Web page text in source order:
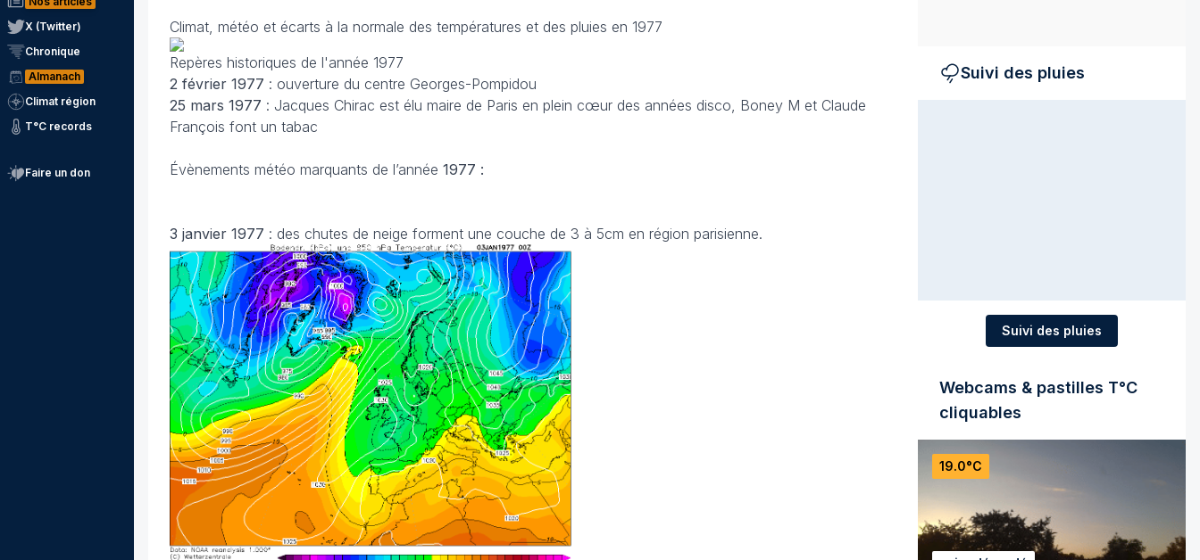
X (Twitter)
Chronique
Almanach
Climat région
T°C records
Faire un don
Climat, météo et écarts à la normale des températures et des pluies en 1977
Repères historiques de l'année 1977
2 février 1977 : ouverture du centre Georges-Pompidou
25 mars 1977 : Jacques Chirac est élu maire de Paris en plein cœur des années disco, Boney M et Claude
François font un tabac
Évènements météo marquants de l’année 1977 :
3 janvier 1977 : des chutes de neige forment une couche de 3 à 5cm en région parisienne.
Suivi des pluies
Suivi des pluies
Webcams & pastilles T°C
cliquables
19.0°C